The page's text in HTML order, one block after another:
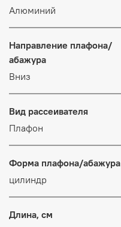
Алюминий
Направление плафона/
абажура
Вниз
Вид рассеивателя
Плафон
Форма плафона/абажура
цилиндр
Длина, см